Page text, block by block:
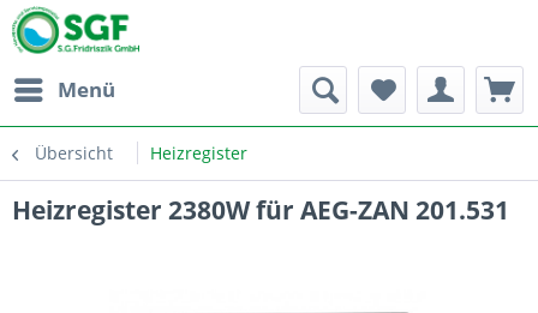
Menü
Übersicht Heizregister
Heizregister 2380W für AEG-ZAN 201.531